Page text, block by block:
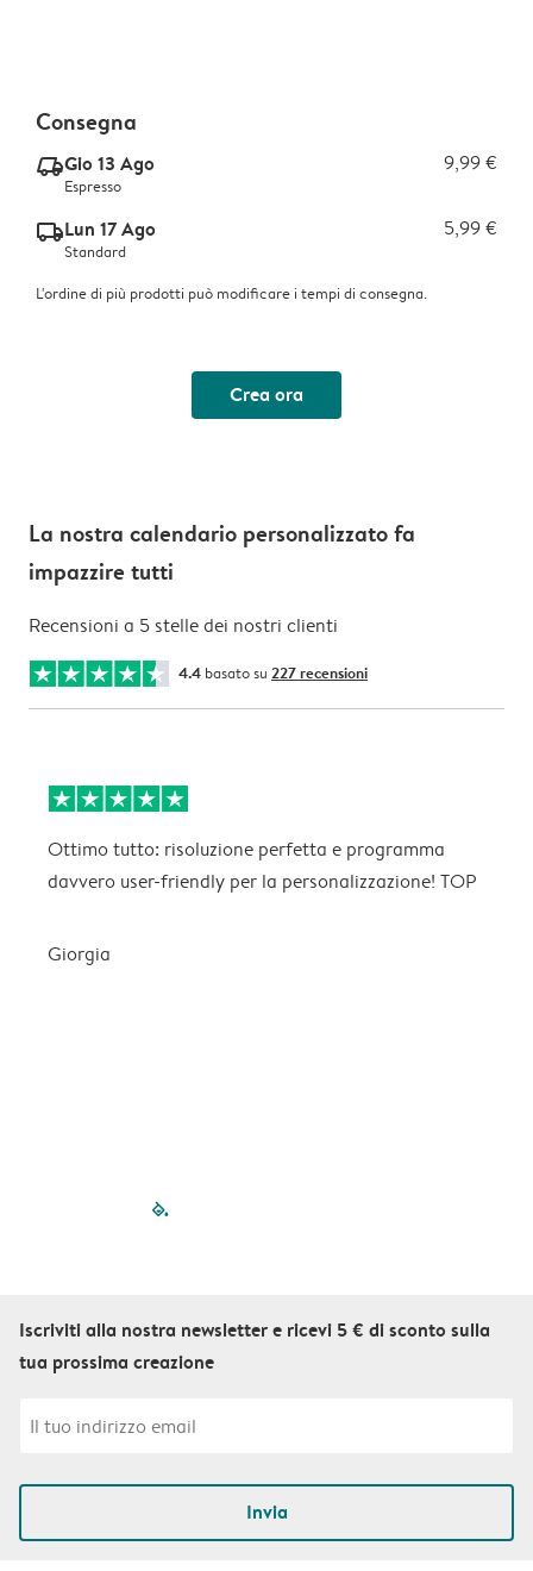
Consegna
delivery_express_v2Gio 13 Ago 9,99 €
Espresso
delivery_standard_v2Lun 17 Ago 5,99 €
Standard
L'ordine di più prodotti può modificare i tempi di consegna.
Crea ora
La nostra calendario personalizzato fa
impazzire tutti
Recensioni a 5 stelle dei nostri clienti
4.4 basato su 227 recensioni
Ottimo tutto: risoluzione perfetta e programma
davvero user-friendly per la personalizzazione! TOP
Giorgia
filled-pagination
Iscriviti alla nostra newsletter e ricevi 5 € di sconto sulla
tua prossima creazione
Invia